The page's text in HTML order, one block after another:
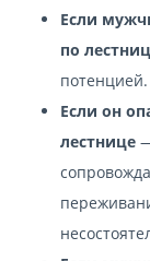
Если
по
потенцией.
Если он
лестнице